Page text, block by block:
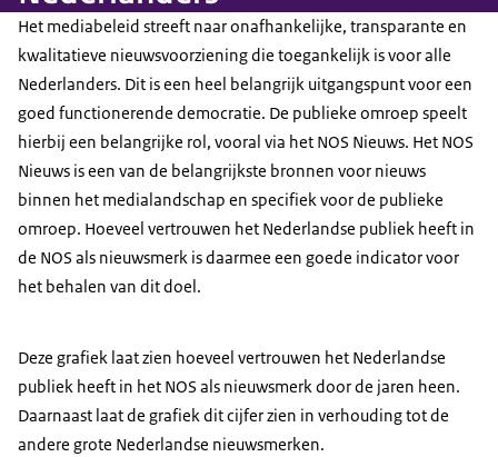
Het mediabeleid streeft naar onafhankelijke, transparante en
kwalitatieve nieuwsvoorziening die toegankelijk is voor alle
Nederlanders. Dit is een heel belangrijk uitgangspunt voor een
goed functionerende democratie. De publieke omroep speelt
hierbij een belangrijke rol, vooral via het NOS Nieuws. Het NOS
Nieuws is een van de belangrijkste bronnen voor nieuws
binnen het medialandschap en specifiek voor de publieke
omroep. Hoeveel vertrouwen het Nederlandse publiek heeft in
de NOS als nieuwsmerk is daarmee een goede indicator voor
het behalen van dit doel.
Deze grafiek laat zien hoeveel vertrouwen het Nederlandse
publiek heeft in het NOS als nieuwsmerk door de jaren heen.
Daarnaast laat de grafiek dit cijfer zien in verhouding tot de
andere grote Nederlandse nieuwsmerken.